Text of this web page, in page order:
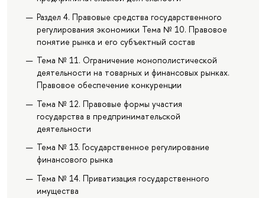
Раздел 4. Правовые средства государственного
регулирования экономики Тема № 10. Правовое
понятие рынка и его субъектный состав
Тема № 11. Ограничение монополистической
деятельности на товарных и финансовых рынках.
Правовое обеспечение конкуренции
Тема № 12. Правовые формы участия
государства в предпринимательской
деятельности
Тема № 13. Государственное регулирование
финансового рынка
Тема № 14. Приватизация государственного
имущества